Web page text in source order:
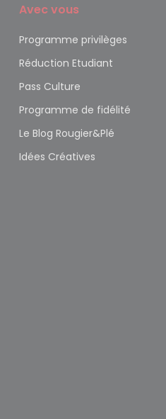
Avec vous
Programme privilèges
Réduction Etudiant
Pass Culture
Programme de fidélité
Le Blog Rougier&Plé
Idées Créatives